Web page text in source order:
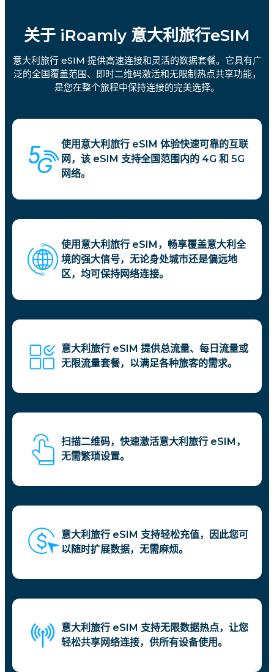
关于 iRoamly 意大利旅行eSIM
意大利旅行 eSIM 提供高速连接和灵活的数据套餐。它具有广
泛的全国覆盖范围、即时二维码激活和无限制热点共享功能，
是您在整个旅程中保持连接的完美选择。
使用意大利旅行 eSIM 体验快速可靠的互联
网，该 eSIM 支持全国范围内的 4G 和 5G
网络。
使用意大利旅行 eSIM，畅享覆盖意大利全
境的强大信号，无论身处城市还是偏远地
区，均可保持网络连接。
意大利旅行 eSIM 提供总流量、每日流量或
无限流量套餐，以满足各种旅客的需求。
扫描二维码，快速激活意大利旅行 eSIM，
无需繁琐设置。
意大利旅行 eSIM 支持轻松充值，因此您可
以随时扩展数据，无需麻烦。
意大利旅行 eSIM 支持无限数据热点，让您
轻松共享网络连接，供所有设备使用。